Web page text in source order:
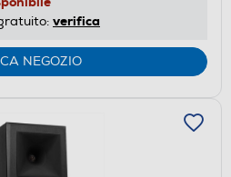
verifica
NEGOZIO